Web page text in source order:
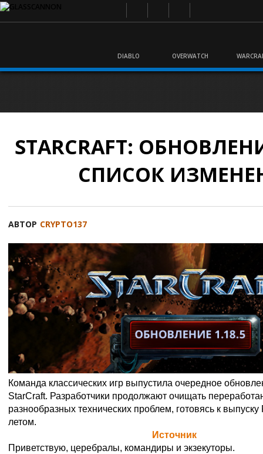
DIABLO OVERWATCH
STARCRAFT:
СПИСОК
АВТОР CRYPTO137
Команда классических игр выпустила очередное
StarCraft. Разработчики продолжают очищать
разнообразных технических проблем, готовясь к
летом.
Источник
Приветствую, церебралы, командиры и экзекуторы.